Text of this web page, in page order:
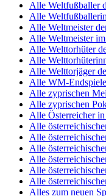
Alle Weltfußballer
Alle
Alle Weltmeister
Alle Weltmeister
Alle Welttorhüter
Alle
Alle Welttorjäger
Alle WM-
Alle zyprischen
Alle zyprischen
Alle Österreicher
Alle
Alle
Alle
Alle
Alle
Alle
Alles zum neuen